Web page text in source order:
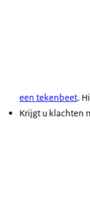
een tekenbeet.
Krijgt u klachten